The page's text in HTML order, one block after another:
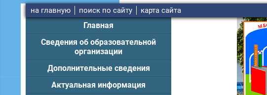
на главную поиск по сайту карта сайта
Главная
Сведения об образовательной
организации
Дополнительные сведения
Актуальная информация